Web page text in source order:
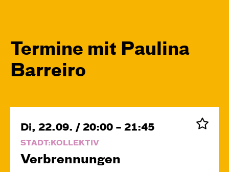
Termine mit Paulina
Barreiro
Di, 22.09. / 20:00 – 21:45
STADT:KOLLEKTIV
Verbren­nungen